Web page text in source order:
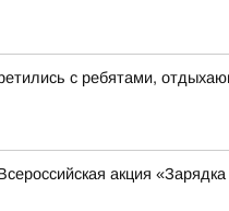
с ребятами,
акция